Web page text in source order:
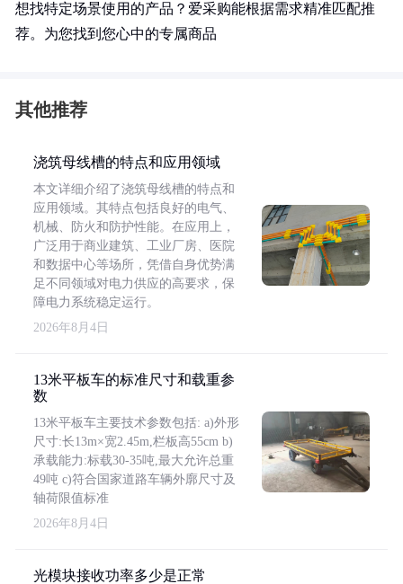
想找特定场景使用的产品？爱采购能根据需求精准匹配推
荐。为您找到您心中的专属商品
其他推荐
浇筑母线槽的特点和应用领域
本文详细介绍了浇筑母线槽的特点和
应用领域。其特点包括良好的电气、
机械、防火和防护性能。在应用上，
广泛用于商业建筑、工业厂房、医院
和数据中心等场所，凭借自身优势满
足不同领域对电力供应的高要求，保
障电力系统稳定运行。
2026年8月4日
13米平板车的标准尺寸和载重参
数
13米平板车主要技术参数包括: a)外形
尺寸:长13m×宽2.45m,栏板高55cm b)
承载能力:标载30-35吨,最大允许总重
49吨 c)符合国家道路车辆外廓尺寸及
轴荷限值标准
2026年8月4日
光模块接收功率多少是正常